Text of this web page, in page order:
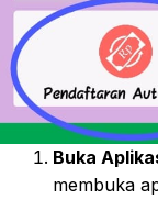
Buka
membuka